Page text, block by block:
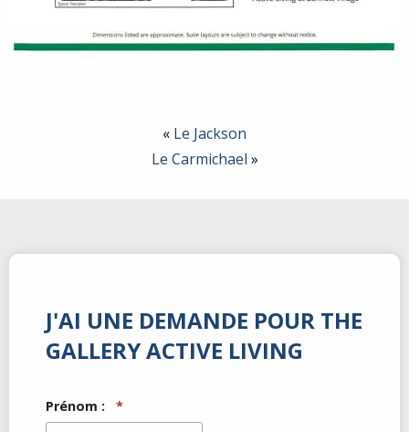
« Le Jackson
Le Carmichael »
J'AI UNE DEMANDE POUR THE
GALLERY ACTIVE LIVING
Prénom : *